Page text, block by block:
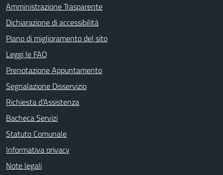
Amministrazione Trasparente
Dichiarazione di accessibilità
Piano di miglioramento del sito
Leggi le FAQ
Prenotazione Appuntamento
Segnalazione Disservizio
Richiesta d'Assistenza
Bacheca Servizi
Statuto Comunale
Informativa privacy
Note legali